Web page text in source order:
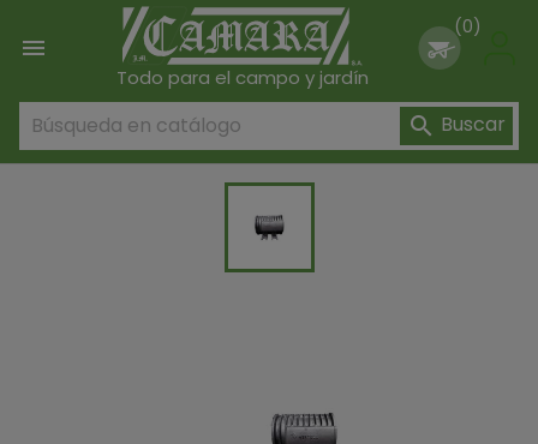

Todo para el campo y jardín
(0)
 Buscar